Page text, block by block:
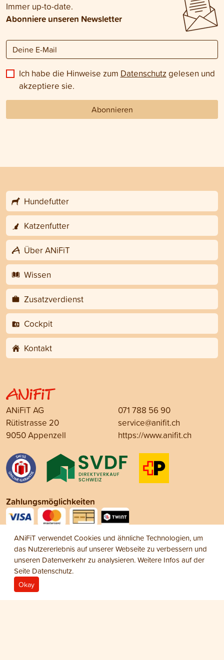
Immer up-to-date.
Abonniere unseren Newsletter
Ich habe die Hinweise zum Datenschutz gelesen und
akzeptiere sie.
Abonnieren
Hundefutter
Katzenfutter
Über ANiFiT
Wissen
Zusatzverdienst
Cockpit
Kontakt
ANiFiT AG
Rütistrasse 20
9050 Appenzell
071 788 56 90
service@anifit.ch
https://www.anifit.ch
Zahlungsmöglichkeiten
Social Media
ANiFiT verwendet Cookies und ähnliche Technologien, um
das Nutzererlebnis auf unserer Webseite zu verbessern und
unseren Datenverkehr zu analysieren. Weitere Infos auf der
Seite Datenschutz.
Okay